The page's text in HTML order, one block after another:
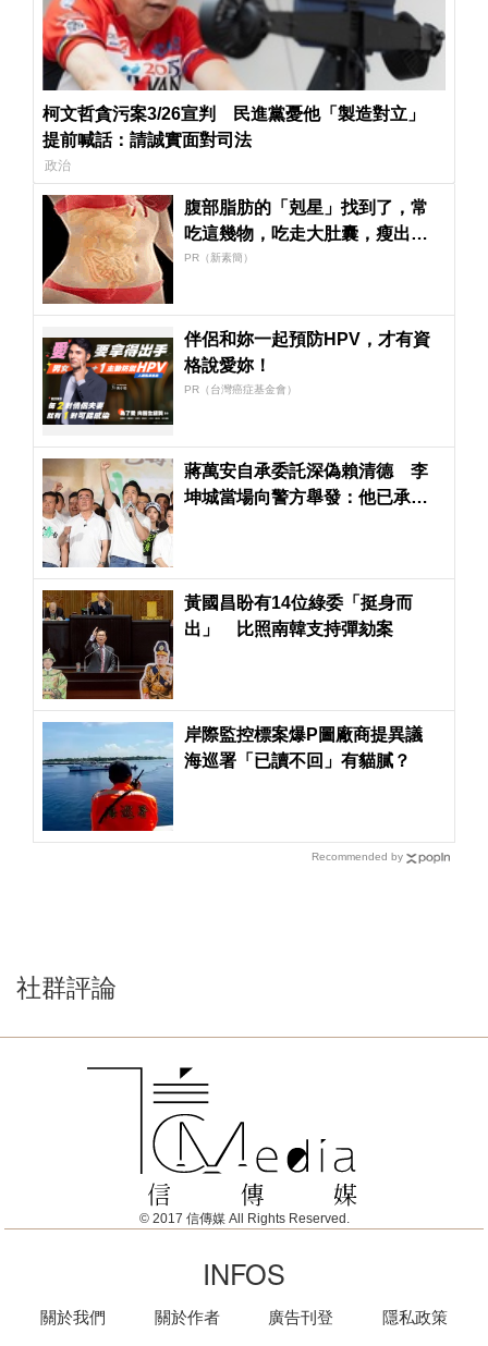
柯文哲貪污案3/26宣判 民進黨憂他「製造對立」
提前喊話：請誠實面對司法
政治
腹部脂肪的「剋星」找到了，常
吃這幾物，吃走大肚囊，瘦出小
蠻腰
PR（新素簡）
伴侶和妳一起預防HPV，才有資
格說愛妳！
PR（台灣癌症基金會）
蔣萬安自承委託深偽賴清德 李
坤城當場向警方舉發：他已承認
黃國昌盼有14位綠委「挺身而
出」 比照南韓支持彈劾案
岸際監控標案爆P圖廠商提異議
海巡署「已讀不回」有貓膩？
Recommended by
社群評論
© 2017 信傳媒 All Rights Reserved.
INFOS
關於我們 關於作者 廣告刊登 隱私政策